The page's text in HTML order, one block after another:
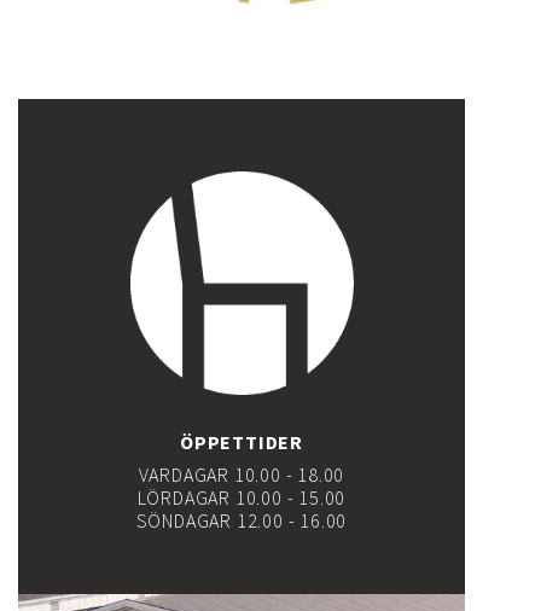
ÖPPETTIDER
VARDAGAR 10.00 - 18.00
LÖRDAGAR 10.00 - 15.00
SÖNDAGAR 12.00 - 16.00